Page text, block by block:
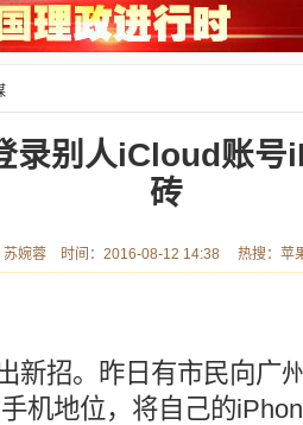
录别人iCloud账
砖
婉蓉 时间：2016-08-12 14:38 热搜：苹
新招。昨日有市民向广
机地位，将自己的